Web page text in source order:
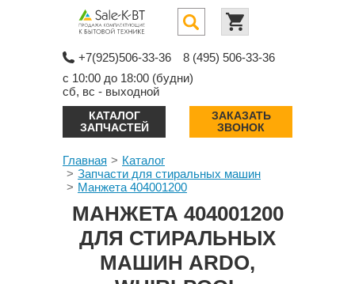
+7(925)506-33-36
8 (495) 506-33-36
с 10:00 до 18:00 (будни)
сб, вс - выходной
КАТАЛОГ
ЗАПЧАСТЕЙ
ЗАКАЗАТЬ
ЗВОНОК
Главная
Каталог
Запчасти для стиральных машин
Манжета 404001200
МАНЖЕТА 404001200
ДЛЯ СТИРАЛЬНЫХ
МАШИН ARDO,